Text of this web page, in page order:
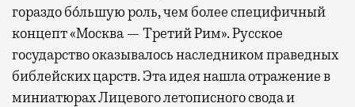
гораздо бóльшую роль, чем более специфичный
концепт «Москва — Третий Рим». Русское
государство оказывалось наследником праведных
библейских царств. Эта идея нашла отражение в
миниатюрах Лицевого летописного свода и